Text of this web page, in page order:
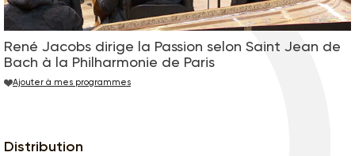
René Jacobs dirige la Passion selon Saint Jean de
Bach à la Philharmonie de Paris
Ajouter à mes programmes
Distribution